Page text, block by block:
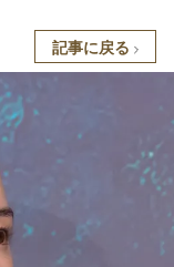
記事に戻る